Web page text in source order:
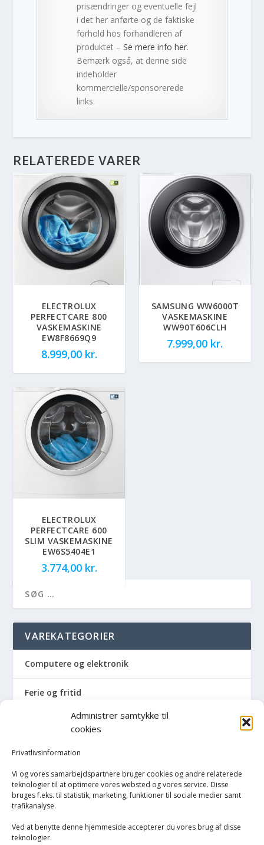
Administrer samtykke til
cookies
Privatlivsinformation
Vi og vores samarbejdspartnere bruger cookies og andre relaterede
teknologier til at optimere vores websted og vores service. Disse
bruges f.eks. til statistik, marketing, funktioner til sociale medier samt
trafikanalyse.
Ved at benytte denne hjemmeside accepterer du vores brug af disse
teknologier.
prisændringer og eventuelle fejl
i det her anførte og de faktiske
forhold hos forhandleren af
produktet –Se mere info her.
Bemærk også, at denne side
indeholder
kommercielle/sponsorerede
links.
RELATEREDE VARER
ELECTROLUX
PERFECTCARE 800
VASKEMASKINE
EW8F8669Q9
8.999,00 kr.
SAMSUNG WW6000T
VASKEMASKINE
WW90T606CLH
7.999,00 kr.
ELECTROLUX
PERFECTCARE 600
SLIM VASKEMASKINE
EW6S5404E1
3.774,00 kr.
VAREKATEGORIER
Computere og elektronik
Ferie og fritid
Hus og have
Havemaskiner
Hvidevarer
Køkken
Opvarmning